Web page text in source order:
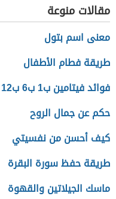
مقالات منوعة
معنى اسم بتول
طريقة فطام الأطفال
فوائد فيتامين ب1 ب6 ب12
حكم عن جمال الروح
كيف أحسن من نفسيتي
طريقة حفظ سورة البقرة
ماسك الجيلاتين والقهوة